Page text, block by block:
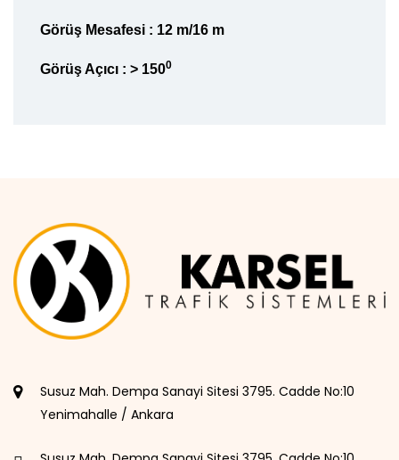
Görüş Mesafesi : 12 m/16 m
Görüş Açıcı : > 1500
Susuz Mah. Dempa Sanayi Sitesi 3795. Cadde No:10
Yenimahalle / Ankara